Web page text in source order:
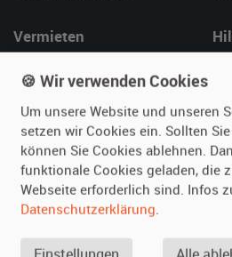
Vermieten
Fotos senden
Fragen für Vermieter
Inserat verwalten
SPECIAL
Berühmte Filmautos –
🍪 Wir verwenden Cookies
Um unsere Website und unseren
setzen wir Cookies ein. Sollten
können Sie Cookies ablehnen.
funktionale Cookies geladen, die
Webseite erforderlich sind. Infos
Datenschutzerklärung.